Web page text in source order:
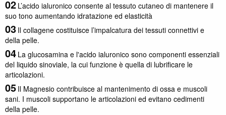
L’acido ialuronico consente al tessuto cutaneo di mantenere il
suo tono aumentando idratazione ed elasticità
Il collagene costituisce l’impalcatura dei tessuti connettivi e
della pelle.
La glucosamina e l'acido ialuronico sono componenti essenziali
del liquido sinoviale, la cui funzione è quella di lubrificare le
articolazioni.
Il Magnesio contribuisce al mantenimento di ossa e muscoli
sani. I muscoli supportano le articolazioni ed evitano cedimenti
della pelle.